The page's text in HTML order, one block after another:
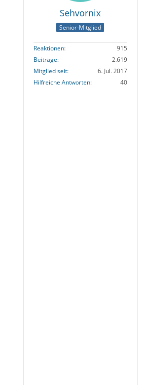
Sehvornix
Senior-Mitglied
Reaktionen
915
Beiträge
2.619
Mitglied seit
6. Jul. 2017
Hilfreiche Antworten
40